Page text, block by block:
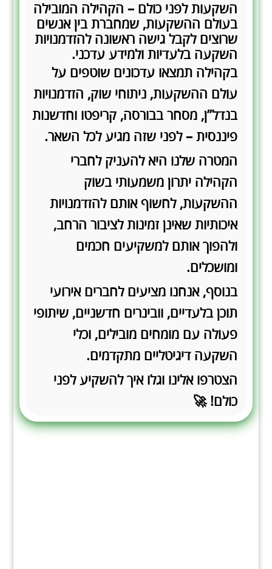
השקעות לפני כולם – הקהילה המובילה
בעולם ההשקעות, שמחברת בין אנשים
שרוצים לקבל גישה ראשונה להזדמנויות
השקעה בלעדיות ולמידע עדכני.
בקהילה תמצאו עדכונים שוטפים על
עולם ההשקעות, ניתוחי שוק, הזדמנויות
בנדל”ן, מסחר בבורסה, קריפטו וחדשנות
פיננסית – לפני שזה מגיע לכל השאר.
המטרה שלנו היא להעניק לחברי
הקהילה יתרון משמעותי בשוק
ההשקעות, לחשוף אותם להזדמנויות
איכותיות שאינן זמינות לציבור הרחב,
ולהפוך אותם למשקיעים חכמים
ומושכלים.
בנוסף, אנחנו מציעים לחברים אירועי
תוכן בלעדיים, וובינרים חדשניים, שיתופי
פעולה עם מומחים מובילים, וכלי
השקעה דיגיטליים מתקדמים.
הצטרפו אלינו וגלו איך להשקיע לפני
כולם! 🚀